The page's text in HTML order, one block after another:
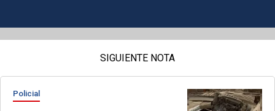
SIGUIENTE NOTA
Policial